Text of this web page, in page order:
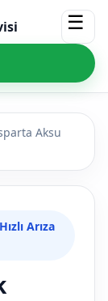
☰
Aksu
Arıza